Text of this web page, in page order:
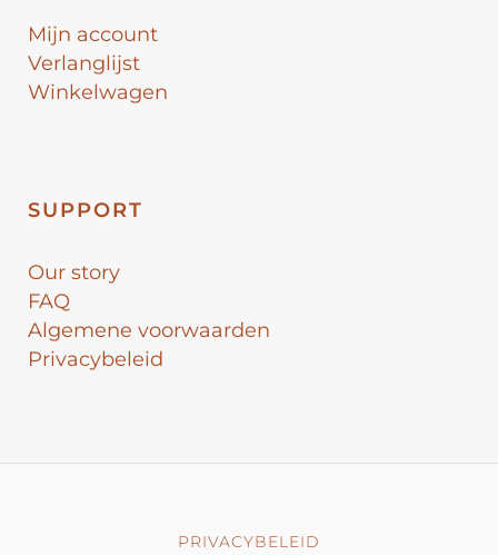
Mijn account
Verlanglijst
Winkelwagen
SUPPORT
Our story
FAQ
Algemene voorwaarden
Privacybeleid
PRIVACYBELEID